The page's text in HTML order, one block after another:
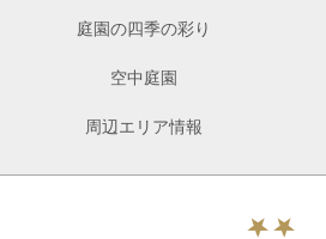
庭園の四季の彩り
空中庭園
周辺エリア情報